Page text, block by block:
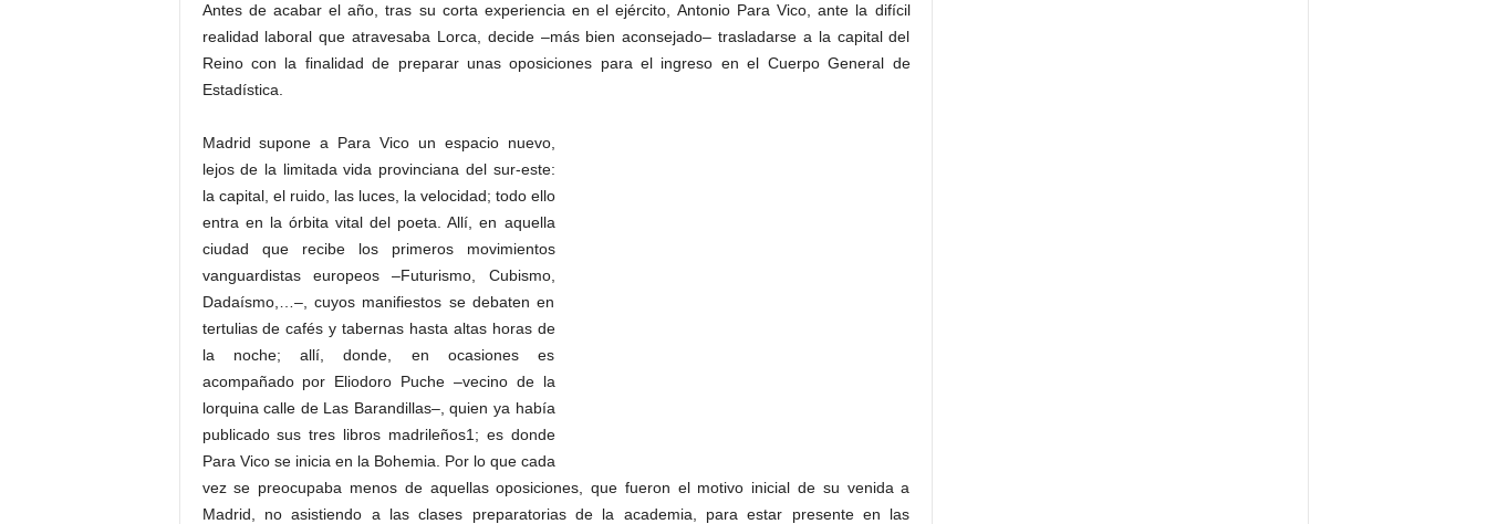
Antes de acabar el año, tras su corta experiencia en el ejército, Antonio Para Vico, ante la difícil
realidad laboral que atravesaba Lorca, decide –más bien aconsejado– trasladarse a la capital del
Reino con la finalidad de preparar unas oposiciones para el ingreso en el Cuerpo General de
Estadística.
Madrid supone a Para Vico un espacio nuevo,
lejos de la limitada vida provinciana del sur-este:
la capital, el ruido, las luces, la velocidad; todo ello
entra en la órbita vital del poeta. Allí, en aquella
ciudad que recibe los primeros movimientos
vanguardistas europeos –Futurismo, Cubismo,
Dadaísmo,…–, cuyos manifiestos se debaten en
tertulias de cafés y tabernas hasta altas horas de
la noche; allí, donde, en ocasiones es
acompañado por Eliodoro Puche –vecino de la
lorquina calle de Las Barandillas–, quien ya había
publicado sus tres libros madrileños1; es donde
Para Vico se inicia en la Bohemia. Por lo que cada
vez se preocupaba menos de aquellas oposiciones, que fueron el motivo inicial de su venida a
Madrid, no asistiendo a las clases preparatorias de la academia, para estar presente en las